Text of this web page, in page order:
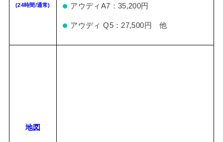
(24時間/通常) アウディA7：35,200円
アウディ Q5：27,500円 他
地図